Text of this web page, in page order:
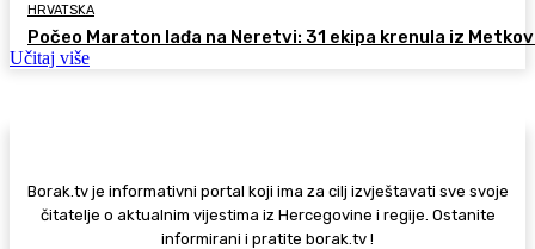
HRVATSKA
Počeo Maraton lađa na Neretvi: 31 ekipa krenula iz
Učitaj više
Borak.tv je informativni portal koji ima za cilj izvještavati sve svoje
čitatelje o aktualnim vijestima iz Hercegovine i regije. Ostanite
informirani i pratite borak.tv !